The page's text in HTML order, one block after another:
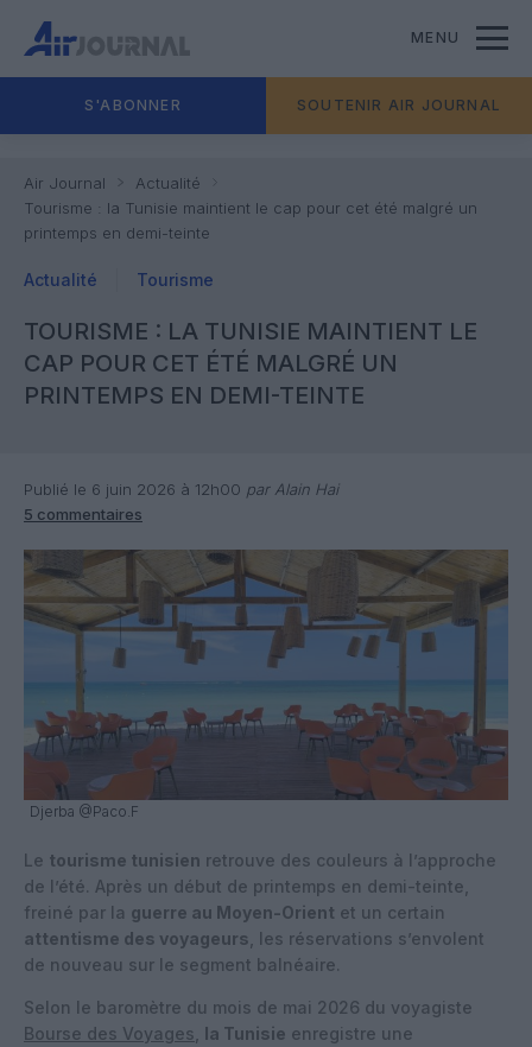
MENU
S'ABONNER SOUTENIR AIR JOURNAL
Air Journal
Actualité
Tourisme : la Tunisie maintient le cap pour cet été malgré un
printemps en demi-teinte
Actualité Tourisme
TOURISME : LA TUNISIE MAINTIENT LE
CAP POUR CET ÉTÉ MALGRÉ UN
PRINTEMPS EN DEMI-TEINTE
Publié le 6 juin 2026 à 12h00 par Alain Hai
5 commentaires
Djerba @Paco.F
Le tourisme tunisien retrouve des couleurs à l’approche
de l’été. Après un début de printemps en demi-teinte,
freiné par la guerre au Moyen-Orient et un certain
attentisme des voyageurs , les réservations s’envolent
de nouveau sur le segment balnéaire.
Selon le baromètre du mois de mai 2026 du voyagiste
Bourse des Voyages la Tunisie enregistre une